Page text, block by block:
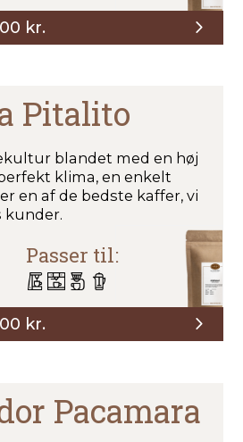
kr.Prisinterval:
40,00 kr.
270,00 kr.
Pitalito
blandet med en høj
klima, en enkelt
en af ​​de bedste kaffer, vi
kunder.
Passer til:
kr.Prisinterval:
40,00 kr.
Pacamara